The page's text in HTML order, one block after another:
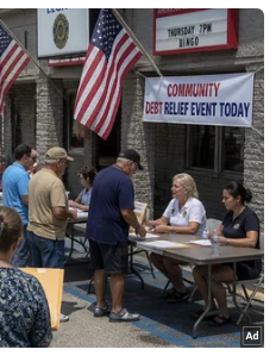
nâng cao nhận
đồng trong việc sử
hiệu quả, đồng thời
phẩm xuất sắc tiêu
tiết kiệm và hiệu
địa phương./.
(Vietnam+)